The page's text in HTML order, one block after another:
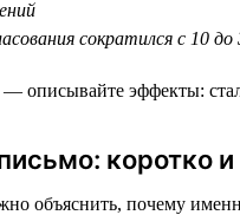
сократился с 10
эффекты:
коротко и
объяснить, почему